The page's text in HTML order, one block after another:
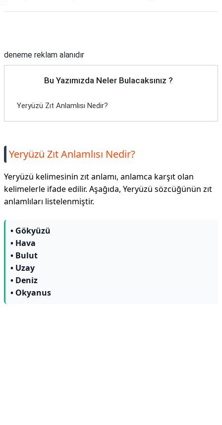
deneme reklam alanıdır
Bu Yazımızda Neler Bulacaksınız ?
Yeryüzü Zıt Anlamlısı Nedir?
Yeryüzü Zıt Anlamlısı Nedir?
Yeryüzü kelimesinin zıt anlamı, anlamca karşıt olan
kelimelerle ifade edilir. Aşağıda, Yeryüzü sözcüğünün zıt
anlamlıları listelenmiştir.
• Gökyüzü
• Hava
• Bulut
• Uzay
• Deniz
• Okyanus